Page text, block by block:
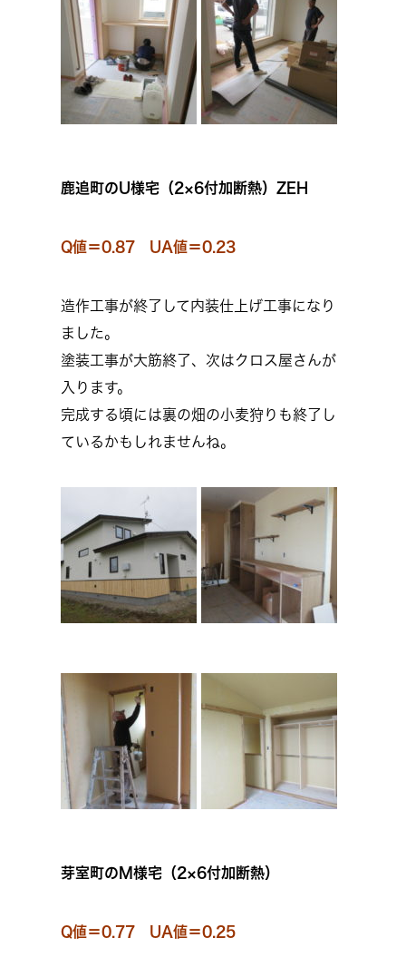
鹿追町のU様宅（2×6付加断熱）ZEH
Q値＝0.87 UA値＝0.23
造作工事が終了して内装仕上げ工事になり
ました。
塗装工事が大筋終了、次はクロス屋さんが
入ります。
完成する頃には裏の畑の小麦狩りも終了し
ているかもしれませんね。
芽室町のM様宅（2×6付加断熱）
Q値＝0.77 UA値＝0.25